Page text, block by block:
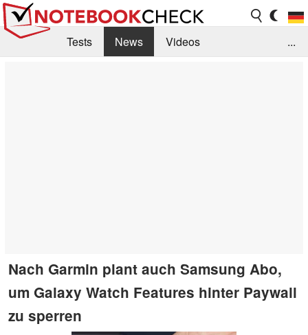
Tests News
Videos
...
Nach Garmin plant auch Samsung Abo,
um Galaxy Watch Features hinter Paywall
zu sperren